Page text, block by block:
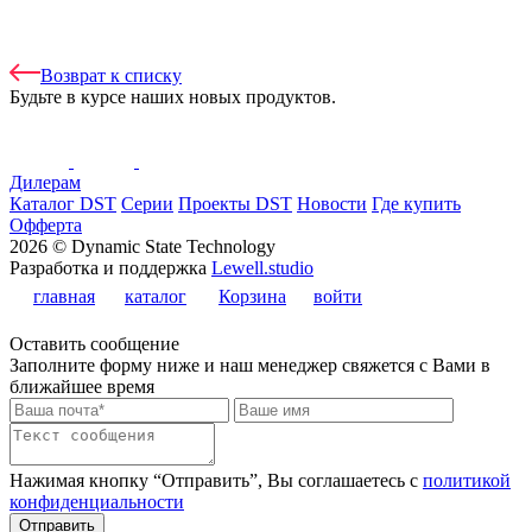
Возврат к списку
Будьте в курсе наших новых продуктов.
Дилерам
Каталог DST Серии Проекты DST Новости Где купить
Офферта
2026 © Dynamic State Technology
Разработка и поддержка Lewell.studio
главная
каталог Корзина войти
Оставить сообщение
Заполните форму ниже и наш менеджер свяжется с Вами в
ближайшее время
Нажимая кнопку “Отправить”, Вы соглашаетесь с политикой
конфиденциальности
Отправить